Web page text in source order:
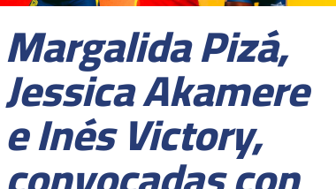
Margalida Pizá,
Jessica Akamere
e Inés Victory,